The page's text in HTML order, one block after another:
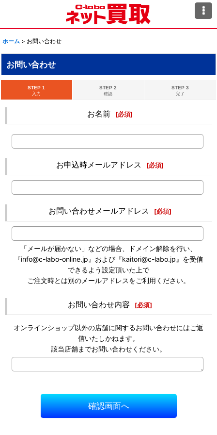
ホーム > お問い合わせ
お問い合わせ
STEP 1
入力
STEP 2
確認
STEP 3
完了
お名前 [必須]
お申込時メールアドレス [必須]
お問い合わせメールアドレス [必須]
「メールが届かない」などの場合、ドメイン解除を行い、
『info@c-labo-online.jp』および『kaitori@c-labo.jp』を受信
できるよう設定頂いた上で
ご注文時とは別のメールアドレスをご利用ください。
お問い合わせ内容 [必須]
オンラインショップ以外の店舗に関するお問い合わせにはご返
信いたしかねます。
該当店舗までお問い合わせください。
確認画面へ